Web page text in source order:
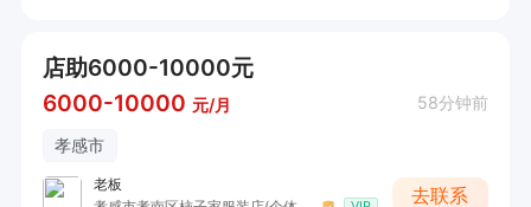
店助6000-10000元
6000-10000 元/月 58分钟前
孝感市
老板
去联系